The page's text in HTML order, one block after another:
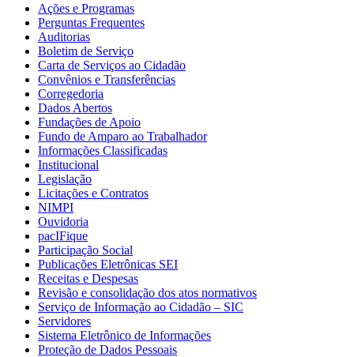
Ações e Programas
Perguntas Frequentes
Auditorias
Boletim de Serviço
Carta de Serviços ao Cidadão
Convênios e Transferências
Corregedoria
Dados Abertos
Fundações de Apoio
Fundo de Amparo ao Trabalhador
Informações Classificadas
Institucional
Legislação
Licitações e Contratos
NIMPI
Ouvidoria
pacIFique
Participação Social
Publicações Eletrônicas SEI
Receitas e Despesas
Revisão e consolidação dos atos normativos
Serviço de Informação ao Cidadão – SIC
Servidores
Sistema Eletrônico de Informações
Proteção de Dados Pessoais